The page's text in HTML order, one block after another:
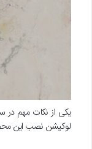
یکی از نکات مهم در
لوکیشن نصب این